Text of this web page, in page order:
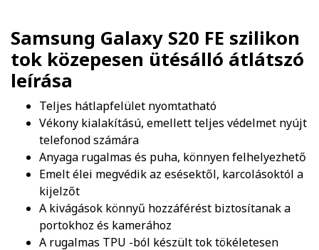
Samsung Galaxy S20 FE szilikon
tok közepesen ütésálló átlátszó
leírása
Teljes hátlapfelület nyomtatható
Vékony kialakítású, emellett teljes védelmet nyújt
telefonod számára
Anyaga rugalmas és puha, könnyen felhelyezhető
Emelt élei megvédik az esésektől, karcolásoktól a
kijelzőt
A kivágások könnyű hozzáférést biztosítanak a
portokhoz és kamerához
A rugalmas TPU -ból készült tok tökéletesen